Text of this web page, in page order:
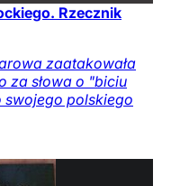
Rzecznik
zaatakowała
za słowa o "biciu
swojego polskiego